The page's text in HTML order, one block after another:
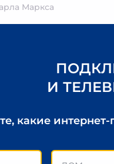
Маркса
И
какие